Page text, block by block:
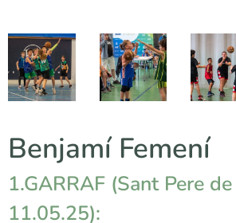
Benjamí Femení
1.GARRAF (Sant Pere
11.05.25):